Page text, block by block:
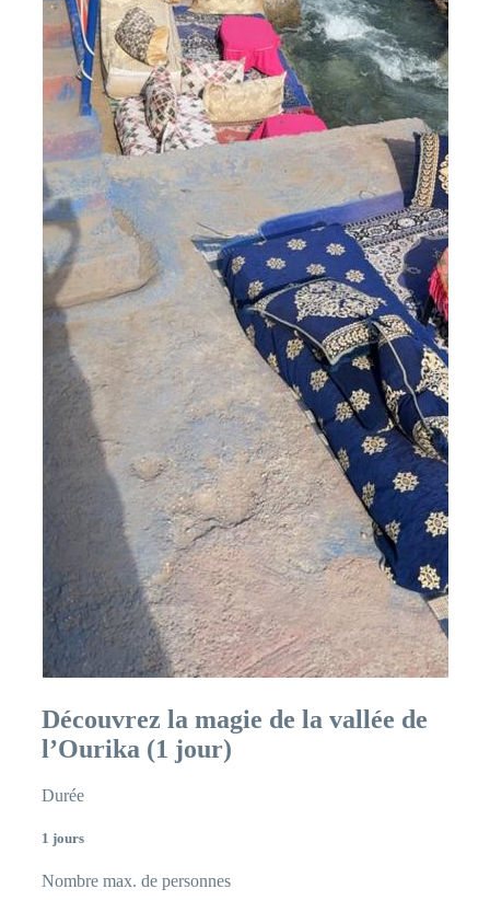
Découvrez la magie de la vallée de
l’Ourika (1 jour)
Durée
1 jours
Nombre max. de personnes